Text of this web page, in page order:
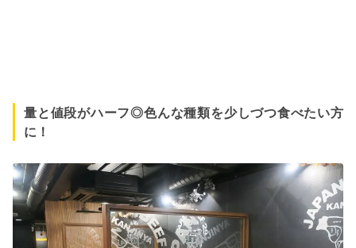
量と値段がハーフ◎色んな種類を少しづつ食べたい方
に！